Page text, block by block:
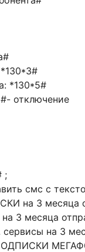
*130*5#
отключение
;
смс с
на 3 месяца
3 месяца
на 3